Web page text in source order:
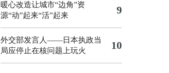
暖心改造让城市“边角”资
源“动”起来“活”起来
9
外交部发言人——日本执政当
局应停止在核问题上玩火
10